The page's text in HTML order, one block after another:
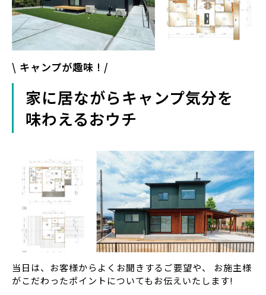
\ キャンプが趣味 ! /
家に居ながらキャンプ気分を
味わえるおウチ
当日は、お客様からよくお聞きするご要望や、 お施主様
がこだわったポイントについてもお伝えいたします!